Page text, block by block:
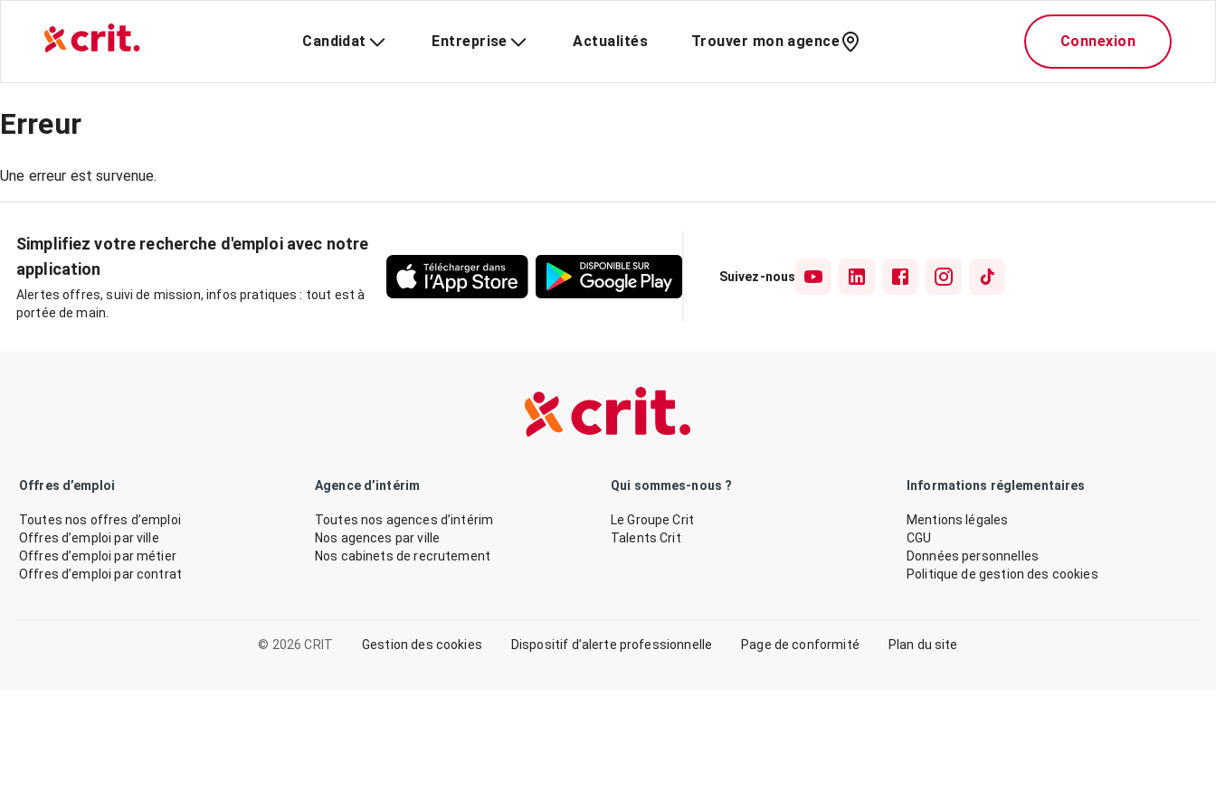
Candidat Entreprise Actualités Trouver mon agence Connexion
Erreur
Une erreur est survenue.
Simplifiez votre recherche d'emploi avec notre
application
Alertes offres, suivi de mission, infos pratiques : tout est à
portée de main.
Suivez-nous
Offres d’emploi
Toutes nos offres d’emploi
Offres d’emploi par ville
Offres d’emploi par métier
Offres d’emploi par contrat
Agence d’intérim
Toutes nos agences d’intérim
Nos agences par ville
Nos cabinets de recrutement
Qui sommes-nous ?
Le Groupe Crit
Talents Crit
Informations réglementaires
Mentions légales
CGU
Données personnelles
Politique de gestion des cookies
© 2026 CRIT Gestion des cookies Dispositif d’alerte professionnelle Page de conformité Plan du site